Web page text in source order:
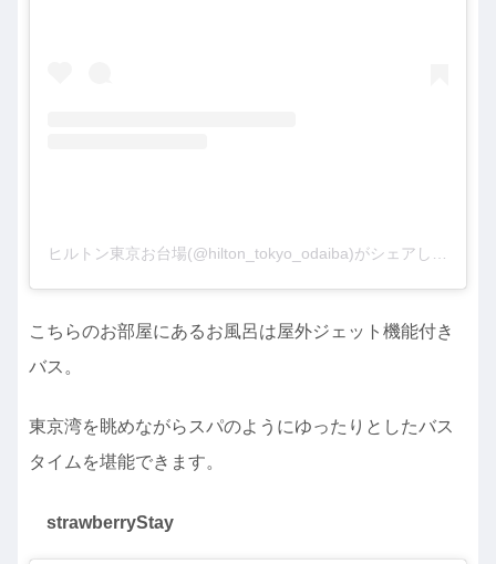
ヒルトン東京お台場(@hilton_tokyo_odaiba)がシェアした投稿
こちらのお部屋にあるお風呂は屋外ジェット機能付き
バス。
東京湾を眺めながらスパのようにゆったりとしたバス
タイムを堪能できます。
strawberryStay